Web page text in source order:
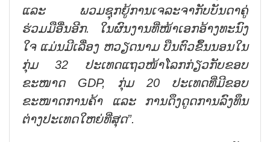
ແລະ ພວມຊຸກຍູ້ການເຈລະຈາກັບບັນດາຄູ່
ຮ່ວມມືອື່ນອີກ. ໃນຜົນງານທີ່ໜ້າເອກອ້າງທະນົງ
ໃຈແມ່ນມີເລື່ອງ ຫວຽດນາມ ບືນຕົວຂຶ້ນນອນໃນ
ກຸ່ມ 32 ປະເທດແຖວໜ້າໂລກກ່ຽວກັບຂອບ
ຂະໜາດ GDP, ກຸ່ມ 20 ປະເທດທີ່ມີຂອບ
ຂະໜາດການຄ້າ ແລະ ການດຶງດູດການລົງທຶນ
ຕ່າງປະເທດໃຫຍ່ທີ່ສຸດ”.